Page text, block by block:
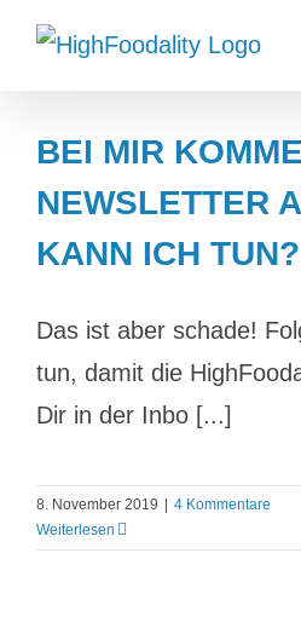
Zum
Inhalt
BEI MIR
NEWSLETTER
KANN ICH TUN?
Das ist aber schade!
tun, damit die
Dir in der Inbo [...]
8. November 2019
4 Kommentare
Weiterlesen